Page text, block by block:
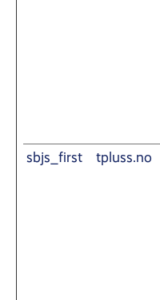
sbjs_first tpluss.no